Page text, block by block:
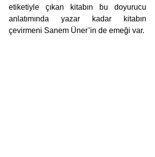
etiketiyle çıkan kitabın bu doyurucu
anlatımında yazar kadar kitabın
çevirmeni Sanem Üner’in de emeği var.